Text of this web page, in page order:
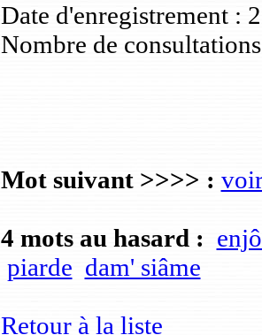
Date d'enregistrement :
Nombre de
Mot suivant >>>> :
4 mots au hasard :
piarde dam' siâme
Retour à la liste